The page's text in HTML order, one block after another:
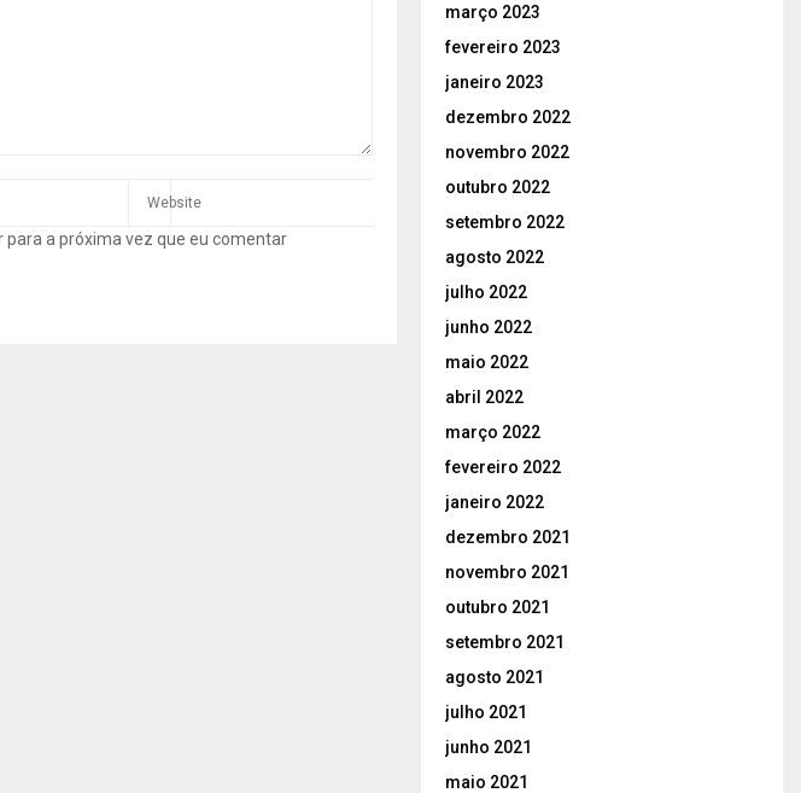
a próxima vez que eu comentar
março 2023
fevereiro 2023
janeiro 2023
dezembro 2022
novembro 2022
outubro 2022
setembro 2022
agosto 2022
julho 2022
junho 2022
maio 2022
abril 2022
março 2022
fevereiro 2022
janeiro 2022
dezembro 2021
novembro 2021
outubro 2021
setembro 2021
agosto 2021
julho 2021
junho 2021
maio 2021